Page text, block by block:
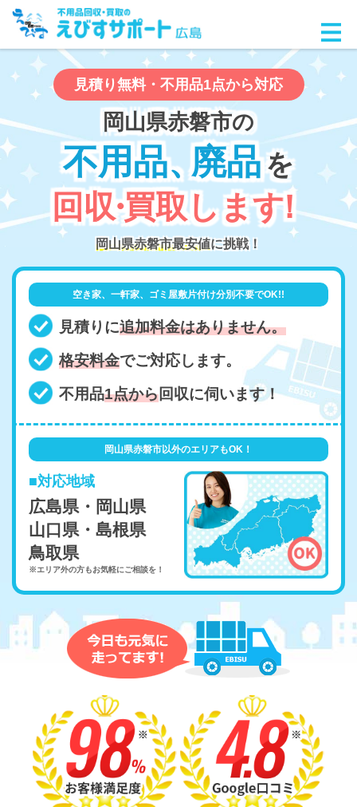
見積り無料・不用品1点から対応
岡山県赤磐市の
不用品、廃品を
回 収・買取します！
岡山県赤磐市最安値に挑戦！
空き家、一軒家、ゴミ屋敷片付け分別不要でOK!!
見積りに追加料金はありません。
格安料金でご対応します。
不用品1点から回収に伺います！
岡山県赤磐市以外のエリアもOK！
■対応地域
広島県・岡山県
山口県・島根県
鳥取県
※エリア外の方もお気軽にご相談を！